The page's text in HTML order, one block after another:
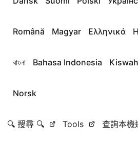
Română Magyar Ελληνικά
বাংলা Bahasa Indonesia
Norsk
🔍 搜尋 🔍 Tools 查詢本機